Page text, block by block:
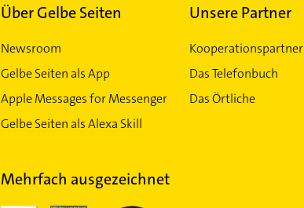
Über Gelbe Seiten
Newsroom
Gelbe Seiten als App
Apple Messages for Messenger
Gelbe Seiten als Alexa Skill
Unsere Partner
Kooperationspartner
Das Telefonbuch
Das Örtliche
Mehrfach ausgezeichnet